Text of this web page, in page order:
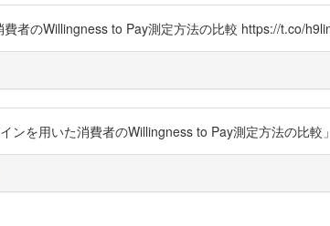
者のWillingness to Pay測定方法の比較 https://t.co/
ンを用いた消費者のWillingness to Pay測定方法の比